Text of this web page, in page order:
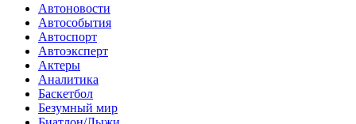
Автоновости
Автособытия
Автоспорт
Автоэксперт
Актеры
Аналитика
Баскетбол
Безумный мир